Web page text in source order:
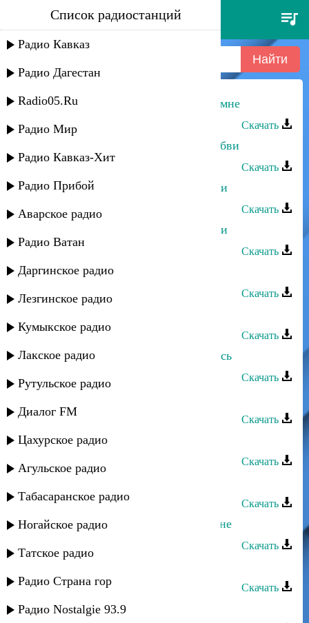
сиражудин алдамов - вернись
ко мне
Список радиостанций
Радио Кавказ
Радио Дагестан
Radio05.Ru
Радио Мир
Радио Кавказ-Хит
Радио Прибой
Аварское радио
Радио Ватан
Даргинское радио
Лезгинское радио
Кумыкское радио
Лакское радио
Рутульское радио
Диалог FM
Цахурское радио
Агульское радио
Табасаранское радио
Ногайское радио
Татское радио
Радио Страна гор
Радио Nostalgie 93.9
Сиражудин Алдамов - Вернись ко мне
Скачать
Сиражудин Алдамов - История любви
Скачать
Сиражудин Алдамов - Волна любви
Скачать
Сиражудин Алдамов - Волна любви
Скачать
Марият Магомедалиева - Вернись
Скачать
Скачать
Хасбулат Рахманов - Прошу вернись
Скачать
Скачать
Кристина - Вернись
Скачать
Скачать
Хадижат Османова - Вернись ко мне
Скачать
Скачать
Гидаят Магомедова - Вернись